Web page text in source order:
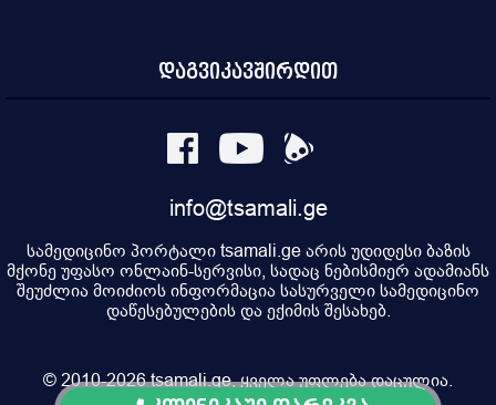
დაგვიკავშირდით
info@tsamali.ge
სამედიცინო პორტალი tsamali.ge არის უდიდესი ბაზის
მქონე უფასო ონლაინ-სერვისი, სადაც ნებისმიერ ადამიანს
შეუძლია მოიძიოს ინფორმაცია სასურველი სამედიცინო
დაწესებულების და ექიმის შესახებ.
© 2010-2026 tsamali.ge, ყველა უფლება დაცულია.